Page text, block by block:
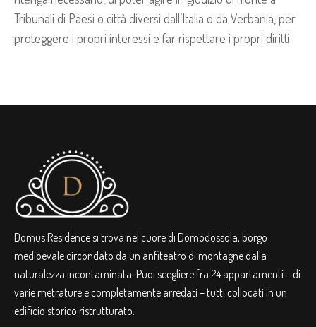
Tribunali di Paesi o città diversi dall’Italia o da Verbania, per
proteggere i propri interessi e far rispettare i propri diritti.
Domus Residence si trova nel cuore di Domodossola, borgo
medioevale circondato da un anfiteatro di montagne dalla
naturalezza incontaminata. Puoi scegliere fra 24 appartamenti – di
varie metrature e completamente arredati – tutti collocati in un
edificio storico ristrutturato.